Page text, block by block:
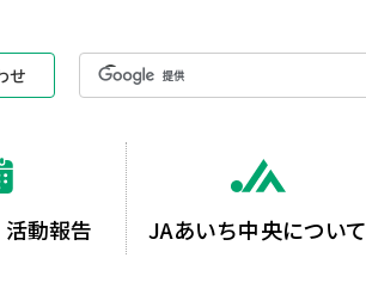
せ
動報告 JAあいち中央について